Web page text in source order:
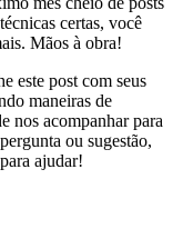
certas, você
Mãos à obra!
este post com seus
maneiras de
nos acompanhar para
ou sugestão,
ajudar!